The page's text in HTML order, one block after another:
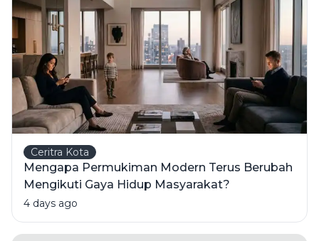
Ceritra Kota
Mengapa Permukiman Modern Terus Berubah
Mengikuti Gaya Hidup Masyarakat?
4 days ago